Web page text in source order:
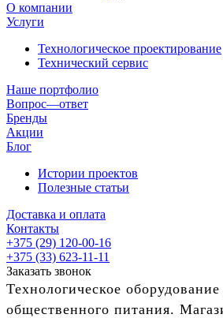
О компании
Услуги
Технологическое проектирование
Технический сервис
Наше портфолио
Вопрос—ответ
Бренды
Акции
Блог
Истории проектов
Полезные статьи
Доставка и оплата
Контакты
+375 (29) 120-00-16
+375 (33) 623-11-11
Заказать звонок
Технологическое
общественного питания.